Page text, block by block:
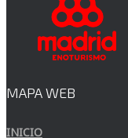
MAPA WEB
INICIO